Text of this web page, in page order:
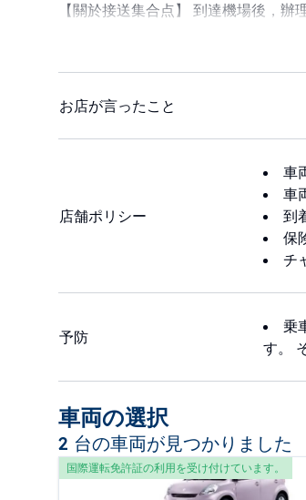
【關於接送集合点】 到達機場後，辦
請前往國內線航樓，國內線3樓5號出
ID是：@827rsxlr
或撥打我們的電話：＋81-80-6489-
お店が言ったこと
店舗ポリシー
車
車
到
保
チ
予防
乗
す。
車両の選択
2 台の車両が見つかりました
国際運転免許証の利用を受け付けています。